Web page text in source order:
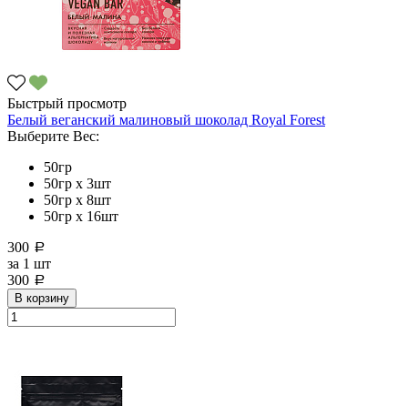
Быстрый просмотр
Белый веганский малиновый шоколад Royal Forest
Выберите Вес:
50гр
50гр х 3шт
50гр х 8шт
50гр х 16шт
300 a
за 1 шт
300 a
В корзину